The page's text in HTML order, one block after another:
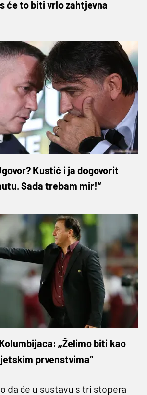
će to biti vrlo zahtjevna
Kustić i ja dogovorit
Sada trebam mir!“
„Želimo biti kao
prvenstvima“
da će u sustavu s tri stopera